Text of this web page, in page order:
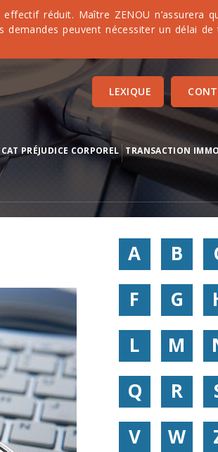
réduit. Maître ZENOU n’assurera
peuvent nécessiter un délai
LEXIQUE
PRÉJUDICE CORPOREL TRANSACTION
A B
F
G
L
M
Q
R
V
W